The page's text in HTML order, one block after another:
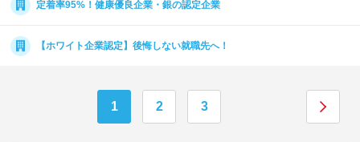
定着率95%！健康優良企業・銀の認定企業
【ホワイト企業認定】後悔しない就職先へ！
1 2 3